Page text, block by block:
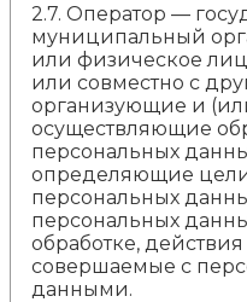
2.7. Оператор —
муниципальный
или физическое
или совместно с
организующие и
осуществляющие
персональных
определяющие
персональных
персональных
обработке,
совершаемые с
данными.